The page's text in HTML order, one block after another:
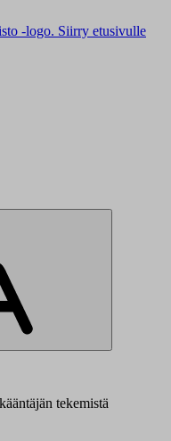
Siirry etusivulle
tekemistä